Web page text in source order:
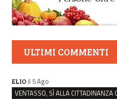
ULTIMI COMMENTI
ELIO il 5 Ago